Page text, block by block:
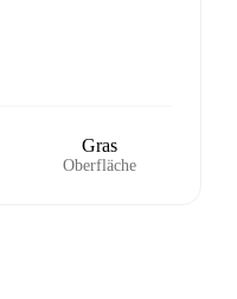
Gras
Oberfläche